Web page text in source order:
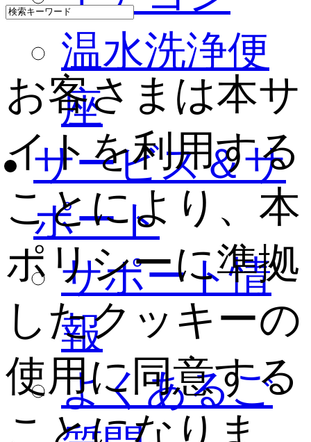
温水洗浄便
座
サービス＆サ
ポート
サポート情
報
よくあるご
お客さまは本サ
イトを利用する
ことにより、本
ポリシーに準拠
したクッキーの
使用に同意する
ことになりま